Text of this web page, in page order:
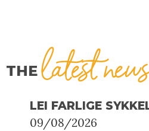
THElatest news
LEI FARLIGE
09/08/2026